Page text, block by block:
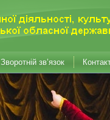
Зворотній зв’язок